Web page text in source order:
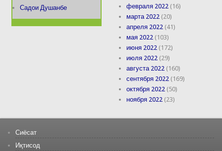
Садои Душанбе
февраля 2022 (16)
марта 2022 (20)
апреля 2022 (41)
мая 2022 (103)
июня 2022 (172)
июля 2022 (29)
августа 2022 (160)
сентября 2022 (169)
октября 2022 (50)
ноября 2022 (23)
Сиёсат
Иқтисод